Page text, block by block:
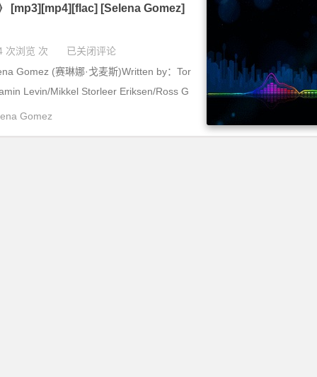
[mp3][mp4][flac] [Selena Gomez]
次浏览 次 已关闭评论
Gomez (赛琳娜·戈麦斯)Written by：Tor
Levin/Mikkel Storleer Eriksen/Ross G
Gomez